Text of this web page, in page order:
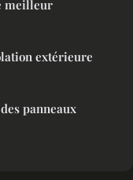
meilleur
extérieure
panneaux